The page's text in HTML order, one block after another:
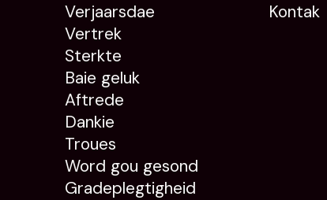
Verjaarsdae
Vertrek
Sterkte
Baie geluk
Aftrede
Dankie
Troues
Word gou gesond
Gradeplegtigheid
Kontak